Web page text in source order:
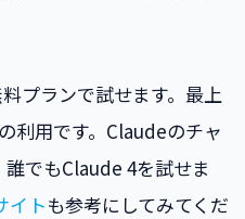
プランで試せます。最上
利用です。Claudeのチャ
でもClaude 4を試せま
イトも参考にしてみてくだ